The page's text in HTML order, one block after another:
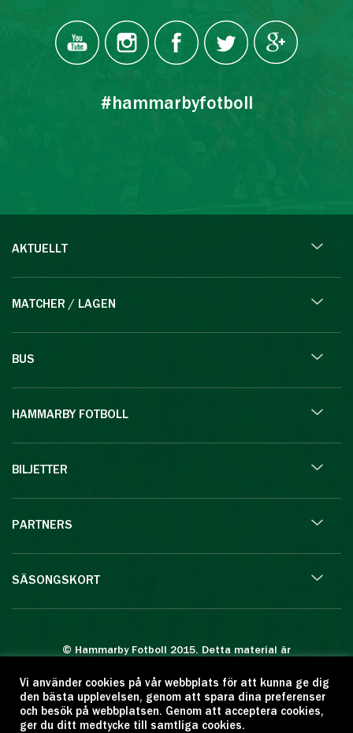
#hammarbyfotboll
AKTUELLT
MATCHER / LAGEN
BUS
HAMMARBY FOTBOLL
BILJETTER
PARTNERS
SÄSONGSKORT
© Hammarby Fotboll 2015. Detta material är
Eftertryck eller annan kopiering är förbjuden.
Citera oss gärna men ange källan:
www.hammarbyfotboll.se. Ansvarig utgivare:
Vi använder cookies på vår webbplats för att kunna ge dig
den bästa upplevelsen, genom att spara dina preferenser
och besök på webbplatsen. Genom att acceptera cookies,
ger du ditt medtycke till samtliga cookies.